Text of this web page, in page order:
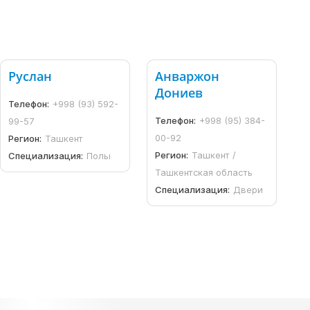
Руслан
Телефон: +998 (93) 592-
99-57
Регион: Ташкент
Специализация: Полы
Анваржон
Дониев
Телефон: +998 (95) 384-
00-92
Регион: Ташкент /
Ташкентская область
Специализация: Двери